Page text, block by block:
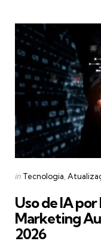
Categories
Posted
in Tecnologia
Uso de IA
Marketing
2026